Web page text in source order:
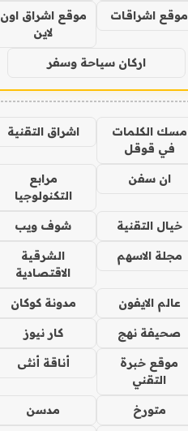
موقع اشراقات
موقع اشراق اون
لاين
اركان سياحة وسفر
مسك الكلمات
في قوقل
اشراق التقنية
ان سفن
مرابع
التكنولوجيا
خيال التقنية شوف ويب
مجلة الاسهم
الشرقية
الاقتصادية
عالم الايفون مدونة كوكان
صحيفة نهج كار نيوز
موقع خبرة
التقني
أناقة أنثى
متورخ مدسن